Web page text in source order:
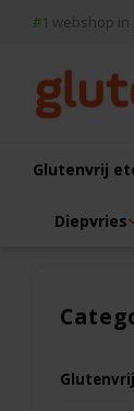
#1 webshop
Glutenvrij
Diepvries